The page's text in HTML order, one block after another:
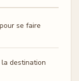
se faire
la destination